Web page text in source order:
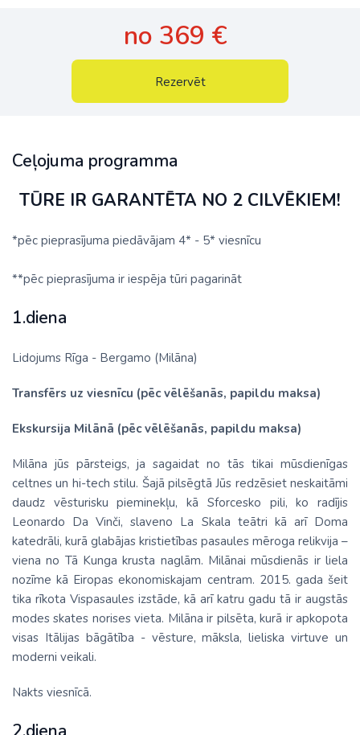
Ceļojuma programma
TŪRE IR GARANTĒTA NO 2 CILVĒKIEM!
*pēc pieprasījuma piedāvājam 4* - 5* viesnīcu
**pēc pieprasījuma ir iespēja tūri pagarināt
1.diena
Lidojums Rīga - Bergamo (Milāna)
Transfērs uz viesnīcu (pēc vēlēšanās, papildu maksa)
Ekskursija Milānā (pēc vēlēšanās, papildu maksa)
Milāna jūs pārsteigs, ja sagaidat no tās tikai mūsdienīgas
celtnes un hi-tech stilu. Šajā pilsēgtā Jūs redzēsiet neskaitāmi
daudz vēsturisku pieminekļu, kā Sforcesko pili, ko radījis
Leonardo Da Vinči, slaveno La Skala teātri kā arī Doma
katedrāli, kurā glabājas kristietības pasaules mēroga relikvija –
viena no Tā Kunga krusta naglām. Milānai mūsdienās ir liela
nozīme kā Eiropas ekonomiskajam centram. 2015. gada šeit
tika rīkota Vispasaules izstāde, kā arī katru gadu tā ir augstās
modes skates norises vieta. Milāna ir pilsēta, kurā ir apkopota
visas Itālijas bāgātība - vēsture, māksla, lieliska virtuve un
moderni veikali.
Nakts viesnīcā.
no 369 €
Rezervēt